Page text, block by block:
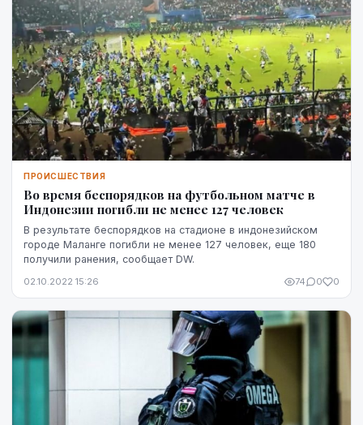
ПРОИСШЕСТВИЯ
Во время беспорядков на футбольном матче в
Индонезии погибли не менее 127 человек
В результате беспорядков на стадионе в индонезийском
городе Маланге погибли не менее 127 человек, еще 180
получили ранения, сообщает DW.
02.10.2022 15:26 74 0 0